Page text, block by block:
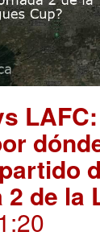
de la